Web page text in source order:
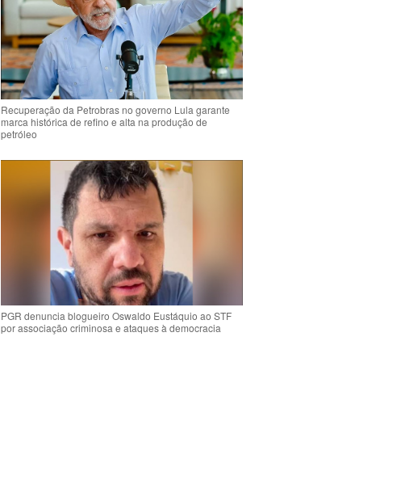
Recuperação da Petrobras no governo Lula garante
marca histórica de refino e alta na produção de
petróleo
PGR denuncia blogueiro Oswaldo Eustáquio ao STF
por associação criminosa e ataques à democracia